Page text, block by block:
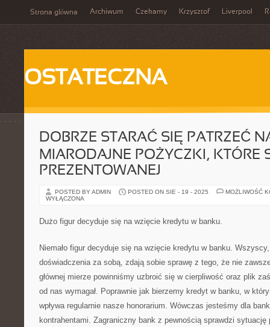
Strona główna Archiwum Czekamy Krzysztof Liverpool
OSTATECZNA
DOBRZE STARAĆ SIĘ PATRZEĆ
MIARODAJNE POŻYCZKI, KTÓRE
PREZENTOWANEJ
POSTED BY ADMIN POSTED ON SIE - 19 - 2025
MOŻLIWOŚĆ
WYŁĄCZONA
Dużo figur decyduje się na wzięcie kredytu w banku.
Niemało figur decyduje się na wzięcie kredytu w banku.
doświadczenia za sobą, zdają sobie sprawę z tego, że nie
głównej mierze powinniśmy uzbroić się w cierpliwość oraz plik
od nas wymagał. Poprawnie jak bierzemy kredyt w banku, w
wpływa regularnie nasze honorarium. Wówczas jesteśmy dla
kontrahentami. Zagraniczny bank z pewnością sprawdzi